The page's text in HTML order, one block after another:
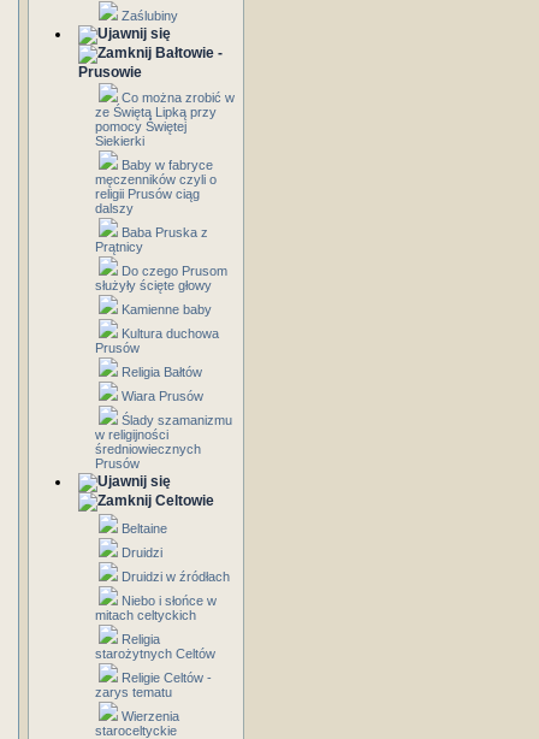
Zaślubiny
Bałtowie -
Prusowie
Co można zrobić w
ze Świętą Lipką przy
pomocy Świętej
Siekierki
Baby w fabryce
męczenników czyli o
religii Prusów ciąg
dalszy
Baba Pruska z
Prątnicy
Do czego Prusom
służyły ścięte głowy
Kamienne baby
Kultura duchowa
Prusów
Religia Bałtów
Wiara Prusów
Ślady szamanizmu
w religijności
średniowiecznych
Prusów
Celtowie
Beltaine
Druidzi
Druidzi w źródłach
Niebo i słońce w
mitach celtyckich
Religia
starożytnych Celtów
Religie Celtów -
zarys tematu
Wierzenia
staroceltyckie